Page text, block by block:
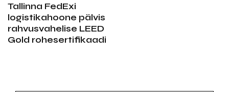
Tallinna FedExi
logistikahoone pälvis
rahvusvahelise LEED
Gold rohesertifikaadi